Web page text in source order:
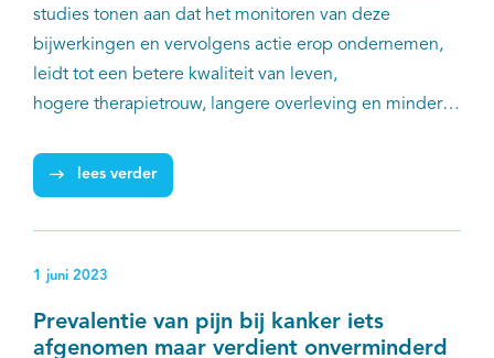
studies tonen aan dat het monitoren van deze
bijwerkingen en vervolgens actie erop ondernemen,
leidt tot een betere kwaliteit van leven,
hogere therapietrouw, langere overleving en minder
aan alle patiënten met longkanker de mogelijkheid
bieden om bijwerkingen te registreren.
lees verder
1 juni 2023
Prevalentie van pijn bij kanker iets
afgenomen maar verdient onverminderd